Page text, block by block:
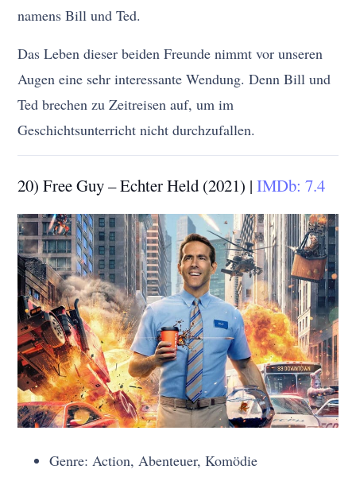
namens Bill und Ted.
Das Leben dieser beiden Freunde nimmt vor unseren
Augen eine sehr interessante Wendung. Denn Bill und
Ted brechen zu Zeitreisen auf, um im
Geschichtsunterricht nicht durchzufallen.
20) Free Guy – Echter Held (2021) |IMDb: 7.4
Genre: Action, Abenteuer, Komödie